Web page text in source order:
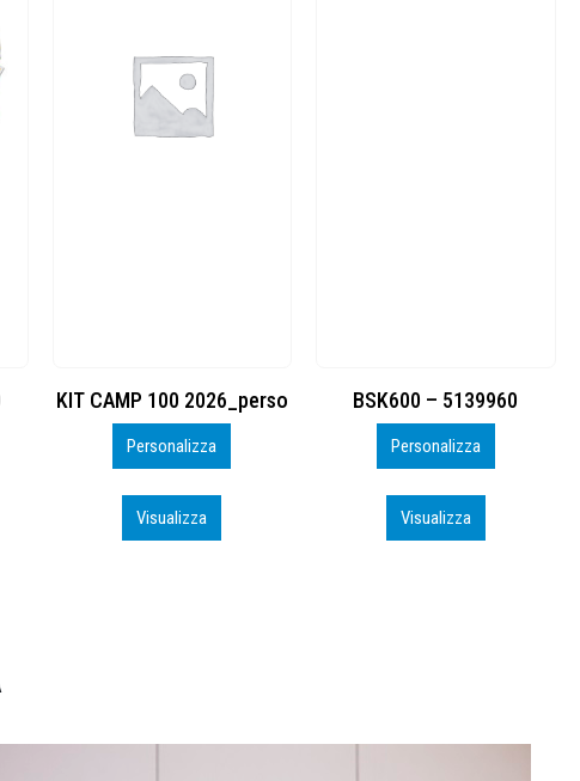
BSK600 – 5139960
Personalizza
Visualizza
DTF
Personalizza
Visualizza